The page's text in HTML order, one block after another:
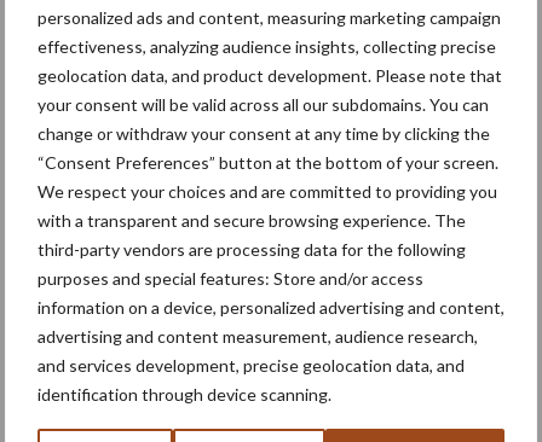
personalized ads and content, measuring marketing campaign
effectiveness, analyzing audience insights, collecting precise
geolocation data, and product development. Please note that
your consent will be valid across all our subdomains. You can
change or withdraw your consent at any time by clicking the
“Consent Preferences” button at the bottom of your screen.
We respect your choices and are committed to providing you
with a transparent and secure browsing experience. The
third-party vendors are processing data for the following
purposes and special features: Store and/or access
information on a device, personalized advertising and content,
advertising and content measurement, audience research,
and services development, precise geolocation data, and
identification through device scanning.
Bron:
VILT
Meer artikelen over
“Hoge verwachtingen van
schijven voor kouters”
Nieuwe compacte
gedragen pootcombinatie